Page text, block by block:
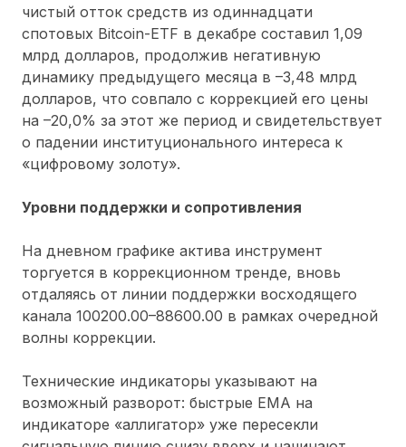
чистый отток средств из одиннадцати
спотовых Bitcoin-ETF в декабре составил 1,09
млрд долларов, продолжив негативную
динамику предыдущего месяца в –3,48 млрд
долларов, что совпало с коррекцией его цены
на –20,0% за этот же период и свидетельствует
о падении институционального интереса к
«цифровому золоту».
Уровни поддержки и сопротивления
На дневном графике актива инструмент
торгуется в коррекционном тренде, вновь
отдаляясь от линии поддержки восходящего
канала 100200.00–88600.00 в рамках очередной
волны коррекции.
Технические индикаторы указывают на
возможный разворот: быстрые ЕМА на
индикаторе «аллигатор» уже пересекли